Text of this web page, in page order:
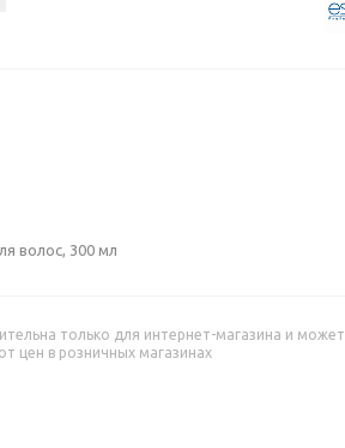
волос, 300 мл
только для интернет-магазина и может
цен в розничных магазинах